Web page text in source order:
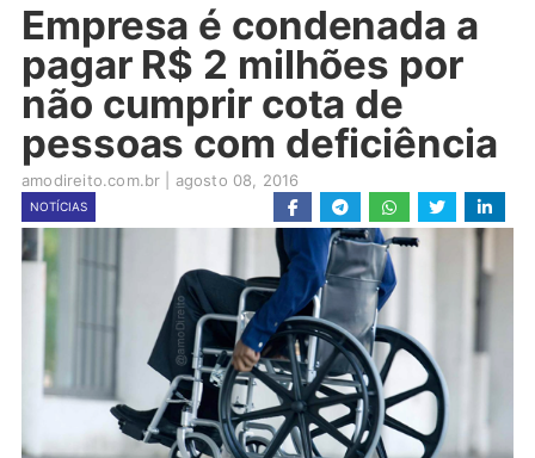
Empresa é condenada a
pagar R$ 2 milhões por
não cumprir cota de
pessoas com deficiência
amodireito.com.br agosto 08, 2016
NOTÍCIAS